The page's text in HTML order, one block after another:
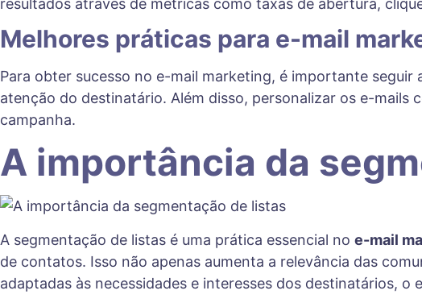
Melhores práticas para e-mail
Para obter sucesso no e-mail marketing, é importante
atenção do destinatário. Além disso, personalizar os e-mails
campanha.
A importância da
A segmentação de listas é uma prática essencial no e-mail
de contatos. Isso não apenas aumenta a relevância das
adaptadas às necessidades e interesses dos destinatários, o